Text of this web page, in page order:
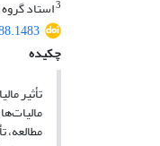
3استاد
چکیده
تأثیر